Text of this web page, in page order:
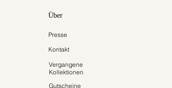
Über
Presse
Kontakt
Vergangene
Kollektionen
Gutscheine